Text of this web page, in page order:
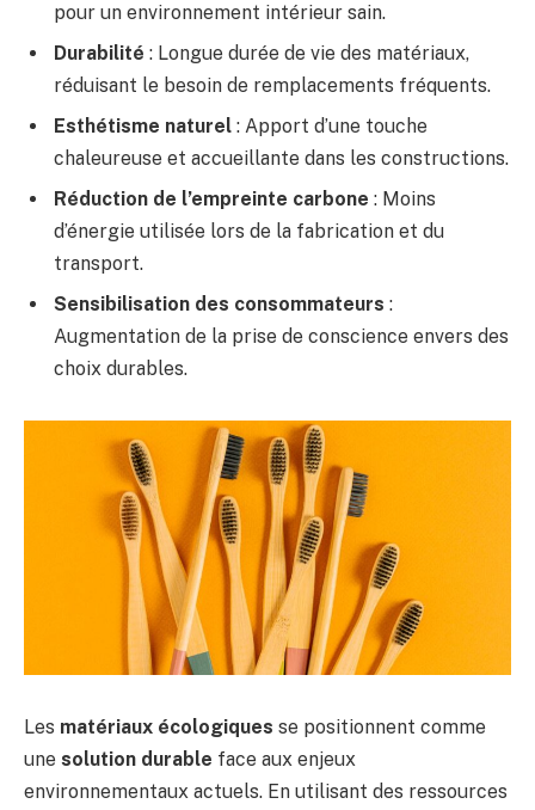
pour un environnement intérieur sain.
Durabilité : Longue durée de vie des matériaux,
réduisant le besoin de remplacements fréquents.
Esthétisme naturel : Apport d’une touche
chaleureuse et accueillante dans les constructions.
Réduction de l’empreinte carbone : Moins
d’énergie utilisée lors de la fabrication et du
transport.
Sensibilisation des consommateurs :
Augmentation de la prise de conscience envers des
choix durables.
Les matériaux écologiques se positionnent comme
une solution durable face aux enjeux
environnementaux actuels. En utilisant des ressources